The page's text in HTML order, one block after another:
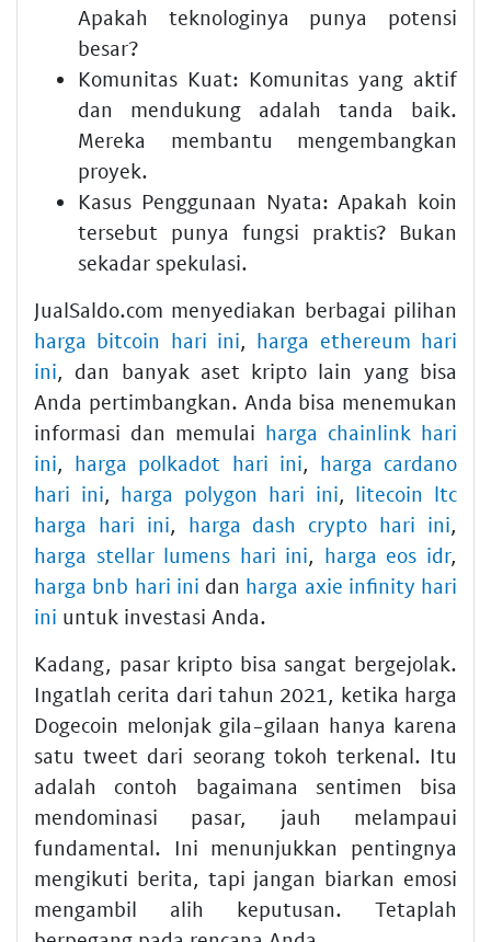
Apakah teknologinya punya potensi
besar?
Komunitas Kuat: Komunitas yang aktif
dan mendukung adalah tanda baik.
Mereka membantu mengembangkan
proyek.
Kasus Penggunaan Nyata: Apakah koin
tersebut punya fungsi praktis? Bukan
sekadar spekulasi.
JualSaldo.com menyediakan berbagai pilihan
harga bitcoin hari ini, harga ethereum hari
ini, dan banyak aset kripto lain yang bisa
Anda pertimbangkan. Anda bisa menemukan
informasi dan memulai harga chainlink hari
ini, harga polkadot hari ini, harga cardano
hari ini, harga polygon hari ini, litecoin ltc
harga hari ini, harga dash crypto hari ini,
harga stellar lumens hari ini, harga eos idr,
harga bnb hari ini dan harga axie infinity hari
ini untuk investasi Anda.
Kadang, pasar kripto bisa sangat bergejolak.
Ingatlah cerita dari tahun 2021, ketika harga
Dogecoin melonjak gila-gilaan hanya karena
satu tweet dari seorang tokoh terkenal. Itu
adalah contoh bagaimana sentimen bisa
mendominasi pasar, jauh melampaui
fundamental. Ini menunjukkan pentingnya
mengikuti berita, tapi jangan biarkan emosi
mengambil alih keputusan. Tetaplah